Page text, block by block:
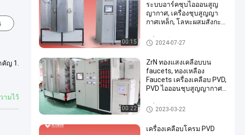
ญ 1.
ามไว้
00:15
ระบบอาร์คชุบไอออนสูญ
ญากาศ, เครื่องชุบสูญญา
กาศเหล็ก, โลหะผสมสังกะสี
เครื่องเคลือบสูญญากาศ PVD
2024-07-27
00:22
ZrN ทองแสงเคลือบบน
faucets, ทองเหลือง
Faucets เครื่องเคลือบ PVD,
PVD ไอออนชุบสูญญากาศ
เครื่องเคลือบสูญญากาศ PVD
2023-03-22
เครื่องเคลือบโครม PVD